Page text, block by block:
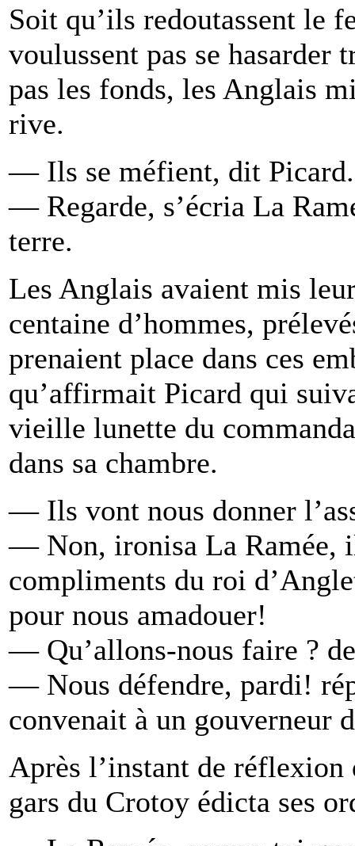
Soit qu’ils redoutassent le
voulussent pas se hasarder
pas les fonds, les Anglais
rive.
— Ils se méfient, dit Picard.
— Regarde, s’écria La
terre.
Les Anglais avaient mis
centaine d’hommes,
prenaient place dans ces
qu’affirmait Picard qui
vieille lunette du
dans sa chambre.
— Ils vont nous donner
— Non, ironisa La Ramée,
compliments du roi
pour nous amadouer!
— Qu’allons-nous faire ?
— Nous défendre, pardi!
convenait à un gouverneur
Après l’instant de
gars du Crotoy édicta ses